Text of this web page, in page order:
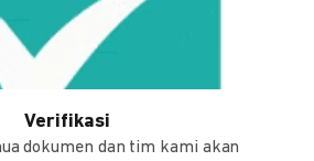
Verifikasi
dokumen dan tim kami akan